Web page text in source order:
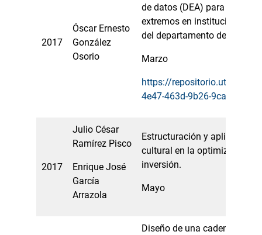
2017
Óscar Ernesto
González
Osorio
de datos (DEA) para la
extremos en instituciones
del departamento del Huila.
Marzo
https://
4e47-463d-9b26-
2017
Julio César
Ramírez Pisco
Enrique José
García
Arrazola
Estructuración y aplicación
cultural en la optimización
inversión.
Mayo
Diseño de una cadena de